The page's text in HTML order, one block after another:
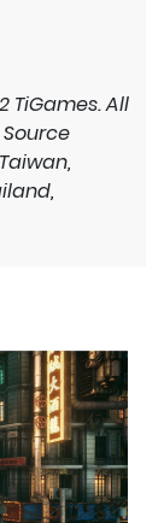
TiGames. All